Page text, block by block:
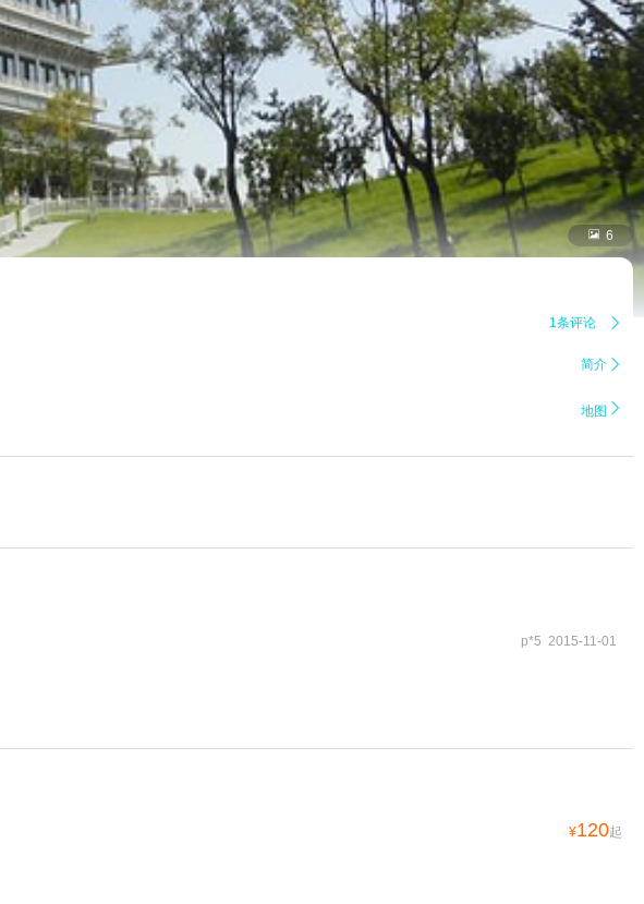
 6
1条评论 
简介 
地图 
p*5 2015-11-01
¥120起